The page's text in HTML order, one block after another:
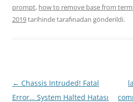
prompt, how to remove base from
2019tarihindetarafınadan gönderildi.
Yazı
dolaşımı
← Chassis Intruded! Fatal
Error… System Halted Hatası